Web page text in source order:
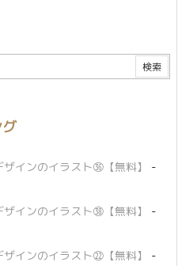
インのイラスト㊱【無料】
-
インのイラスト㊳【無料】
-
インのイラスト㉒【無料】
-